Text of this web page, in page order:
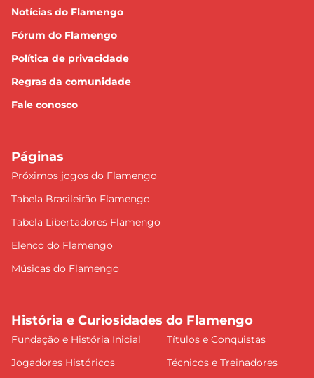
Notícias do Flamengo
Fórum do Flamengo
Política de privacidade
Regras da comunidade
Fale conosco
Páginas
Próximos jogos do Flamengo
Tabela Brasileirão Flamengo
Tabela Libertadores Flamengo
Elenco do Flamengo
Músicas do Flamengo
História e Curiosidades do Flamengo
Fundação e História Inicial
Títulos e Conquistas
Jogadores Históricos
Técnicos e Treinadores